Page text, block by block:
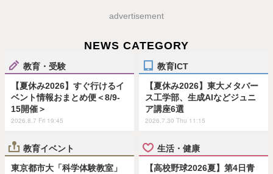
advertisement
NEWS CATEGORY
教育・受験
【夏休み2026】すぐ行けるイ
ベント情報おまとめ便＜8/9-
15開催＞
2026.8.7 Fri 19:45
教育ICT
【夏休み2026】東大メタバー
ス工学部、生成AIなどジュニ
ア講座6選
2026.7.30 Thu 11:15
教育イベント
東京都市大「科学体験教室」
生活・健康
【高校野球2026夏】第4日青